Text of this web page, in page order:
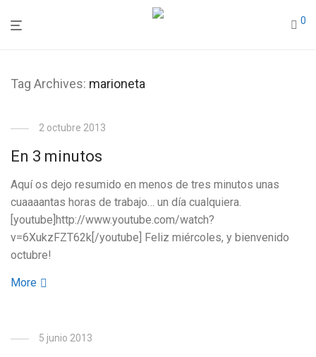
0
Tag Archives: marioneta
2 octubre 2013
En 3 minutos
Aquí os dejo resumido en menos de tres minutos unas
cuaaaantas horas de trabajo… un día cualquiera.
[youtube]http://www.youtube.com/watch?
v=6XukzFZT62k[/youtube] Feliz miércoles, y bienvenido
octubre!
More
5 junio 2013